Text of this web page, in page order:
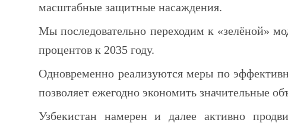
масштабные защитные насаждения.
Мы последовательно переходим к «зелёной»
процентов к 2035 году.
Одновременно реализуются меры по
позволяет ежегодно экономить значительные
Узбекистан намерен и далее активно